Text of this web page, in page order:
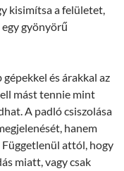
kisimítsa a felületet,
egy gyönyörű
és árakkal az
mást tennie mint
A padló csiszolása
hanem
attól, hogy
miatt, vagy csak